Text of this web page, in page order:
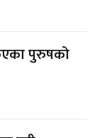
पुरुषको